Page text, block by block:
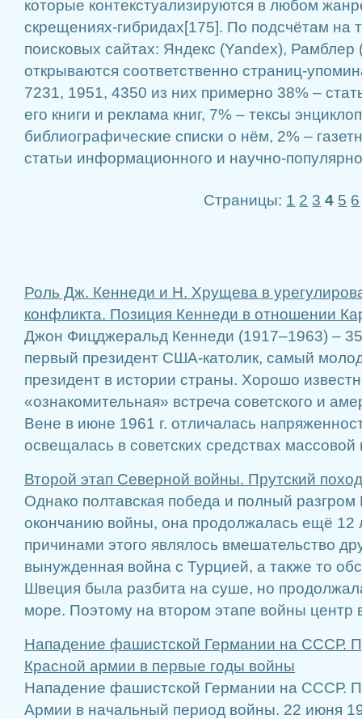
которые контекстуализируются в любом
скрещениях-гибридах[175]. По подсчётам на
поисковых сайтах: Яндекс (Yandex), Рамблер
открываются соответственно страниц-
7231, 1951, 4350 из них примерно 38% –
его книги и реклама книг, 7% – тексы
библиографические списки о нём, 2% –
статьи информационного и научно-
Страницы: 1 2 3 4 5 6
Роль Дж. Кеннеди и Н. Хрущева в
конфликта. Позиция Кеннеди в отношении
Джон Фицджеральд Кеннеди (1917–1963) –
первый президент США-католик, самый
президент в истории страны. Хорошо
«ознакомительная» встреча советского и
Вене в июне 1961 г. отличалась
освещалась в советских средствах
Второй этап Северной войны. Прутский поход
Однако полтавская победа и полный разгром
окончанию войны, она продолжалась ещё 12
причинами этого являлось вмешательство
вынужденная война с Турцией, а также то
Швеция была разбита на суше, но
море. Поэтому на втором этапе войны центр
Нападение фашистской Германии на СССР.
Красной армии в первые годы войны
Нападение фашистской Германии на СССР.
Армии в начальный период войны. 22 июня